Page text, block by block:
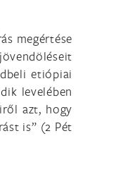
megértése
etiópiai
levelében
azt, hogy
is” (2 Pét